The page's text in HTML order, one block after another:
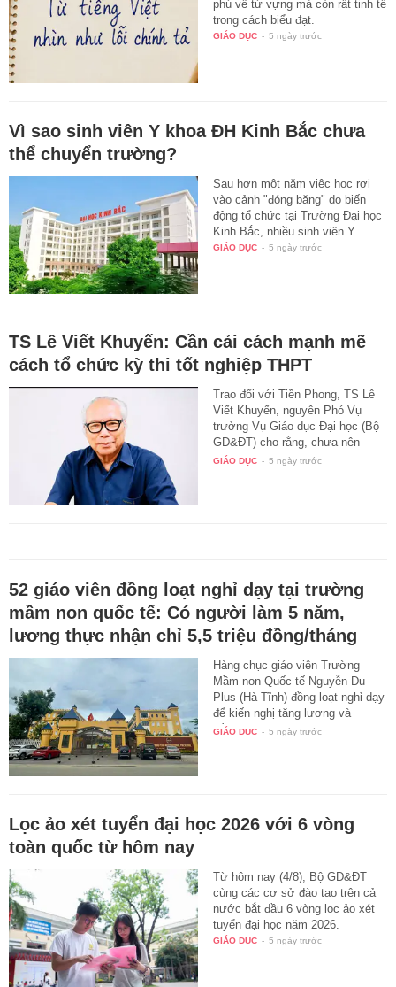
phú về từ vựng mà còn rất tinh tế
trong cách biểu đạt.
GIÁO DỤC - 5 ngày trước
Vì sao sinh viên Y khoa ĐH Kinh Bắc chưa
thể chuyển trường?
Sau hơn một năm việc học rơi
vào cảnh "đóng băng" do biến
động tổ chức tại Trường Đại học
Kinh Bắc, nhiều sinh viên Y…
GIÁO DỤC - 5 ngày trước
TS Lê Viết Khuyến: Cần cải cách mạnh mẽ
cách tổ chức kỳ thi tốt nghiệp THPT
Trao đổi với Tiền Phong, TS Lê
Viết Khuyến, nguyên Phó Vụ
trưởng Vụ Giáo dục Đại học (Bộ
GD&ĐT) cho rằng, chưa nên
bỏ…
GIÁO DỤC - 5 ngày trước
52 giáo viên đồng loạt nghỉ dạy tại trường
mầm non quốc tế: Có người làm 5 năm,
lương thực nhận chỉ 5,5 triệu đồng/tháng
Hàng chục giáo viên Trường
Mầm non Quốc tế Nguyễn Du
Plus (Hà Tĩnh) đồng loạt nghỉ dạy
để kiến nghị tăng lương và
điều…
GIÁO DỤC - 5 ngày trước
Lọc ảo xét tuyển đại học 2026 với 6 vòng
toàn quốc từ hôm nay
Từ hôm nay (4/8), Bộ GD&ĐT
cùng các cơ sở đào tạo trên cả
nước bắt đầu 6 vòng lọc ảo xét
tuyển đại học năm 2026.
GIÁO DỤC - 5 ngày trước